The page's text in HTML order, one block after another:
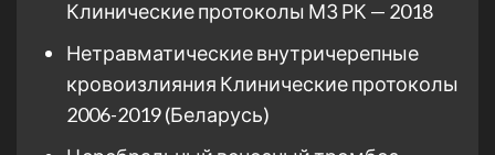
Клинические протоколы МЗ РК — 2018
Нетравматические внутричерепные
кровоизлияния Клинические протоколы
2006-2019 (Беларусь)